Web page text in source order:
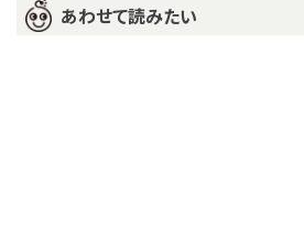
あわせて読みたい